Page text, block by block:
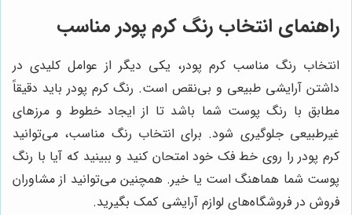
راهنمای انتخاب رنگ کرم پودر مناسب
انتخاب رنگ مناسب کرم پودر، یکی دیگر از عوامل کلیدی در
داشتن آرایشی طبیعی و بی‌نقص است. رنگ کرم پودر باید دقیقاً
مطابق با رنگ پوست شما باشد تا از ایجاد خطوط و مرزهای
غیرطبیعی جلوگیری شود. برای انتخاب رنگ مناسب، می‌توانید
کرم پودر را روی خط فک خود امتحان کنید و ببینید که آیا با رنگ
پوست شما هماهنگ است یا خیر. همچنین می‌توانید از مشاوران
فروش در فروشگاه‌های لوازم آرایشی کمک بگیرید.